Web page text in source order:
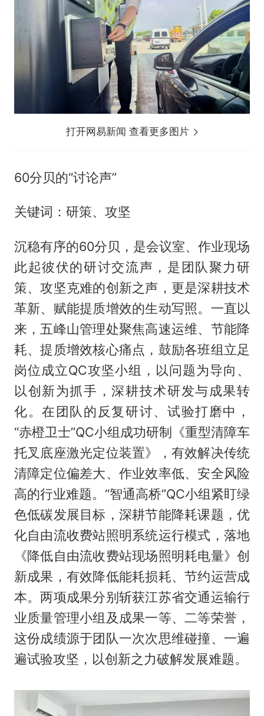
打开网易新闻 查看更多图片
60分贝的“讨论声”
关键词：研策、攻坚
沉稳有序的60分贝，是会议室、作业现场
此起彼伏的研讨交流声，是团队聚力研
策、攻坚克难的创新之声，更是深耕技术
革新、赋能提质增效的生动写照。一直以
来，五峰山管理处聚焦高速运维、节能降
耗、提质增效核心痛点，鼓励各班组立足
岗位成立QC攻坚小组，以问题为导向、
以创新为抓手，深耕技术研发与成果转
化。在团队的反复研讨、试验打磨中，
“赤橙卫士”QC小组成功研制《重型清障车
托叉底座激光定位装置》，有效解决传统
清障定位偏差大、作业效率低、安全风险
高的行业难题。“智通高桥”QC小组紧盯绿
色低碳发展目标，深耕节能降耗课题，优
化自由流收费站照明系统运行模式，落地
《降低自由流收费站现场照明耗电量》创
新成果，有效降低能耗损耗、节约运营成
本。两项成果分别斩获江苏省交通运输行
业质量管理小组及成果一等、二等荣誉，
这份成绩源于团队一次次思维碰撞、一遍
遍试验攻坚，以创新之力破解发展难题。